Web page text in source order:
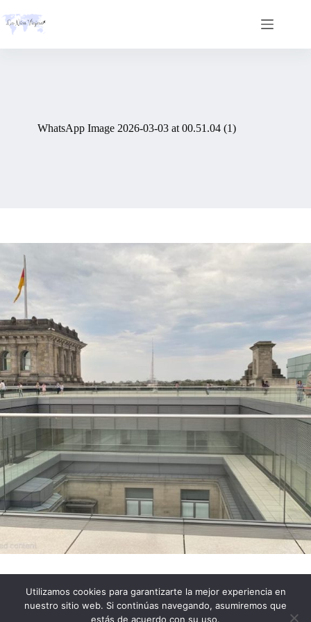
to
content
WhatsApp Image 2026-03-03 at 00.51.04 (1)
Impressum
Política de Privacidad
Política de cookies
Utilizamos cookies para garantizarte la mejor experiencia en
nuestro sitio web. Si continúas navegando, asumiremos que
estás de acuerdo con su uso.